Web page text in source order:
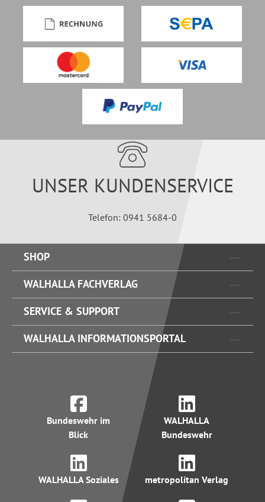
UNSER KUNDENSERVICE
Telefon: 0941 5684-0
SHOP
WALHALLA FACHVERLAG
SERVICE & SUPPORT
WALHALLA INFORMATIONSPORTAL
Bundeswehr im
Blick
WALHALLA
Bundeswehr
WALHALLA Soziales metropolitan Verlag